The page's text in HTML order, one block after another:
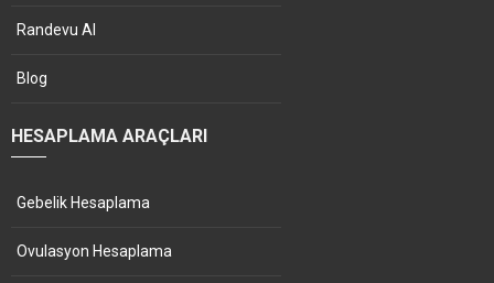
Randevu Al
Blog
HESAPLAMA ARAÇLARI
Gebelik Hesaplama
Ovulasyon Hesaplama